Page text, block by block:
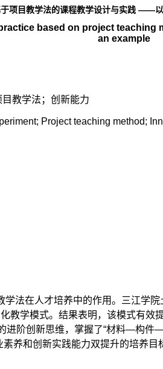
项目教学法的课程教学设计与实践 ——
based on project teaching
an example
目教学法；创新能力
Project teaching method;
法在人才培养中的作用。三江学
教学模式。结果表明，该模式有效
阶创新思维，掌握了“材料—构
养和创新实践能力双提升的培养目